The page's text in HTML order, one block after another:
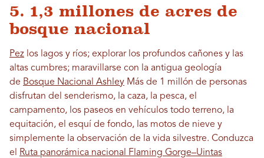
5. 1,3 millones de acres de
bosque nacional
Pez los lagos y ríos; explorar los profundos cañones y las
altas cumbres; maravillarse con la antigua geología
de Bosque Nacional Ashley Más de 1 millón de personas
disfrutan del senderismo, la caza, la pesca, el
campamento, los paseos en vehículos todo terreno, la
equitación, el esquí de fondo, las motos de nieve y
simplemente la observación de la vida silvestre. Conduzca
el
Ruta panorámica nacional Flaming Gorge–Uintas